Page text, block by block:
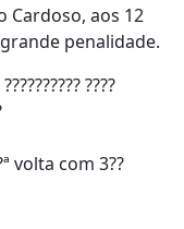
Cardoso, aos 12
penalidade.
????
volta com 3??